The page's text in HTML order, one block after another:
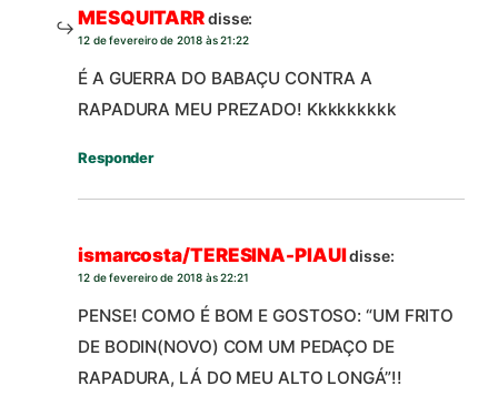
MESQUITARRdisse:
12 de fevereiro de 2018 às 21:22
É A GUERRA DO BABAÇU CONTRA A
RAPADURA MEU PREZADO! Kkkkkkkkk
Responder
ismarcosta/TERESINA-PIAUIdisse:
12 de fevereiro de 2018 às 22:21
PENSE! COMO É BOM E GOSTOSO: “UM FRITO
DE BODIN(NOVO) COM UM PEDAÇO DE
RAPADURA, LÁ DO MEU ALTO LONGÁ”!!